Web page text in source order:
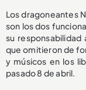
Los dragoneantes
son los dos
su responsabilidad
que omitieron de
y músicos en los
pasado 8 de abril.